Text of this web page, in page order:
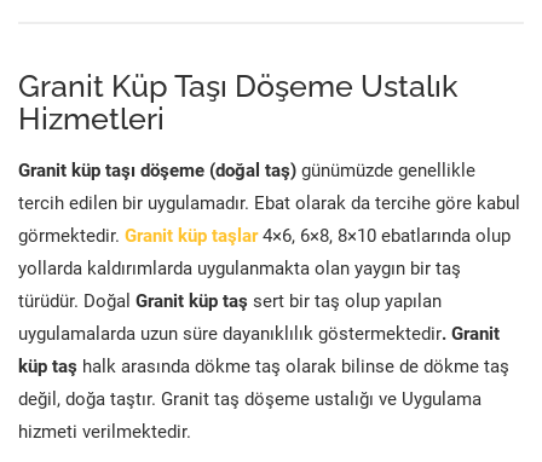
Granit Küp Taşı Döşeme Ustalık
Hizmetleri
Granit küp taşı döşeme (doğal taş) günümüzde genellikle
tercih edilen bir uygulamadır. Ebat olarak da tercihe göre kabul
görmektedir. Granit küp taşlar 4×6, 6×8, 8×10 ebatlarında olup
yollarda kaldırımlarda uygulanmakta olan yaygın bir taş
türüdür. Doğal Granit küp taş sert bir taş olup yapılan
uygulamalarda uzun süre dayanıklılık göstermektedir. Granit
küp taş halk arasında dökme taş olarak bilinse de dökme taş
değil, doğa taştır. Granit taş döşeme ustalığı ve Uygulama
hizmeti verilmektedir.